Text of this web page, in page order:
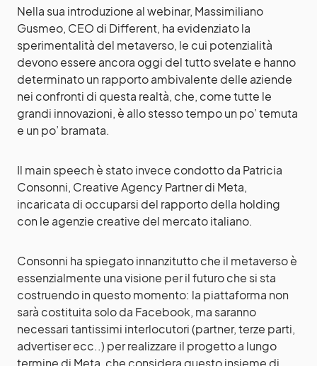
Nella sua introduzione al webinar, Massimiliano
Gusmeo, CEO di Different, ha evidenziato la
sperimentalità del metaverso, le cui potenzialità
devono essere ancora oggi del tutto svelate e hanno
determinato un rapporto ambivalente delle aziende
nei confronti di questa realtà, che, come tutte le
grandi innovazioni, è allo stesso tempo un po’ temuta
e un po’ bramata.
Il main speech è stato invece condotto da Patricia
Consonni, Creative Agency Partner di Meta,
incaricata di occuparsi del rapporto della holding
con le agenzie creative del mercato italiano.
Consonni ha spiegato innanzitutto che il metaverso è
essenzialmente una visione per il futuro che si sta
costruendo in questo momento: la piattaforma non
sarà costituita solo da Facebook, ma saranno
necessari tantissimi interlocutori (partner, terze parti,
advertiser ecc..) per realizzare il progetto a lungo
termine di Meta, che considera questo insieme di